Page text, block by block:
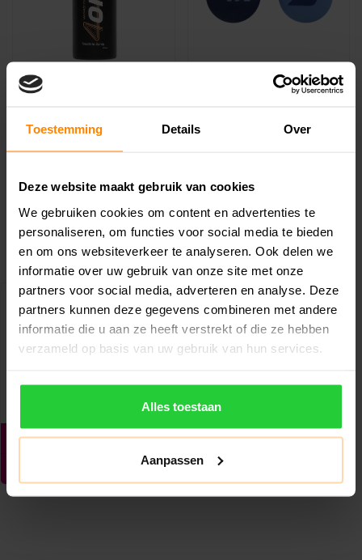
Toestemming Details Over
Deze website maakt gebruik van cookies
We gebruiken cookies om content en advertenties te
personaliseren, om functies voor social media te bieden
en om ons websiteverkeer te analyseren. Ook delen we
informatie over uw gebruik van onze site met onze
partners voor social media, adverteren en analyse. Deze
partners kunnen deze gegevens combineren met andere
informatie die u aan ze heeft verstrekt of die ze hebben
verzameld op basis van uw gebruik van hun services.
Alles toestaan
Aanpassen
4on Total Grip Spray
€16,99
De 4on Total Grip Spray is
antislipspra..
Babolat Pure Drive
€7,50
trillingsdemper die..